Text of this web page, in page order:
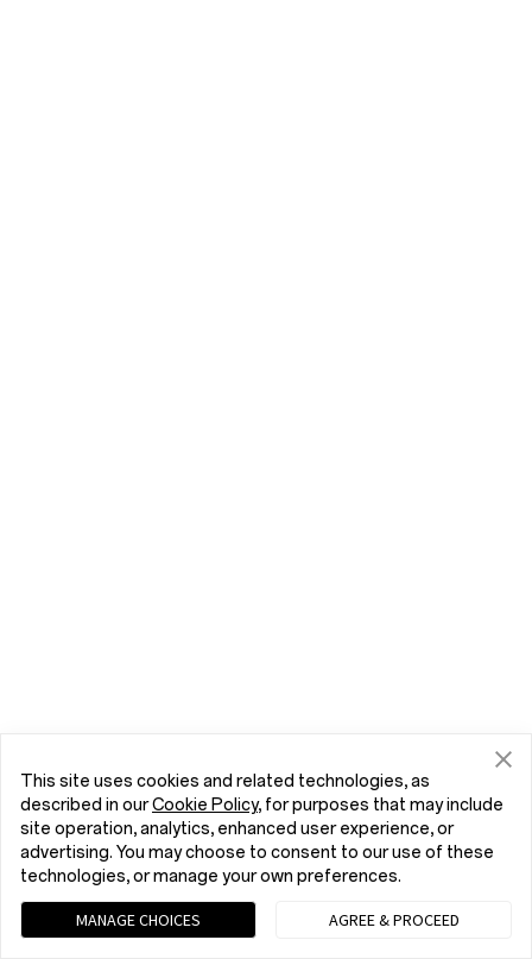
This site uses cookies and related technologies, as
described in ourCookie Policy, for purposes that may include
site operation, analytics, enhanced user experience, or
advertising. You may choose to consent to our use of these
technologies, or manage your own preferences.
MANAGE CHOICES AGREE & PROCEED